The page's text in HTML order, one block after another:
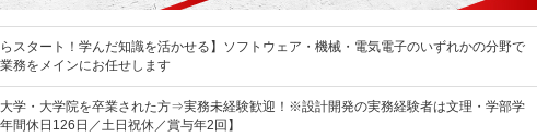
らスタート！学んだ知識を活かせる】ソフトウェア・機械・電気電子のいずれかの分野で
務をメインにお任せします
学・大学院を卒業された方⇒実務未経験歓迎！※設計開発の実務経験者は文理・学部学
間休日126日／土日祝休／賞与年2回】